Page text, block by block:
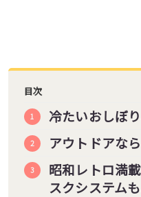
目次
冷たいおしぼ
アウトドアな
昭和レトロ満
スクシステムも